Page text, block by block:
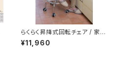
らくらく昇降式回転チェア / 家
具・インテリア
¥11,960